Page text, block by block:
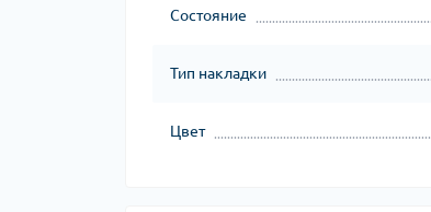
Состояние
Тип накладки
Цвет